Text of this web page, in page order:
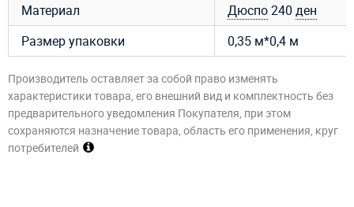
Материал
Дюспо240 ден
Размер упаковки
0,35 м*0,4 м
Производитель оставляет за собой право изменять
характеристики товара, его внешний вид и комплектность без
предварительного уведомления Покупателя, при этом
сохраняются назначение товара, область его применения, круг
потребителей